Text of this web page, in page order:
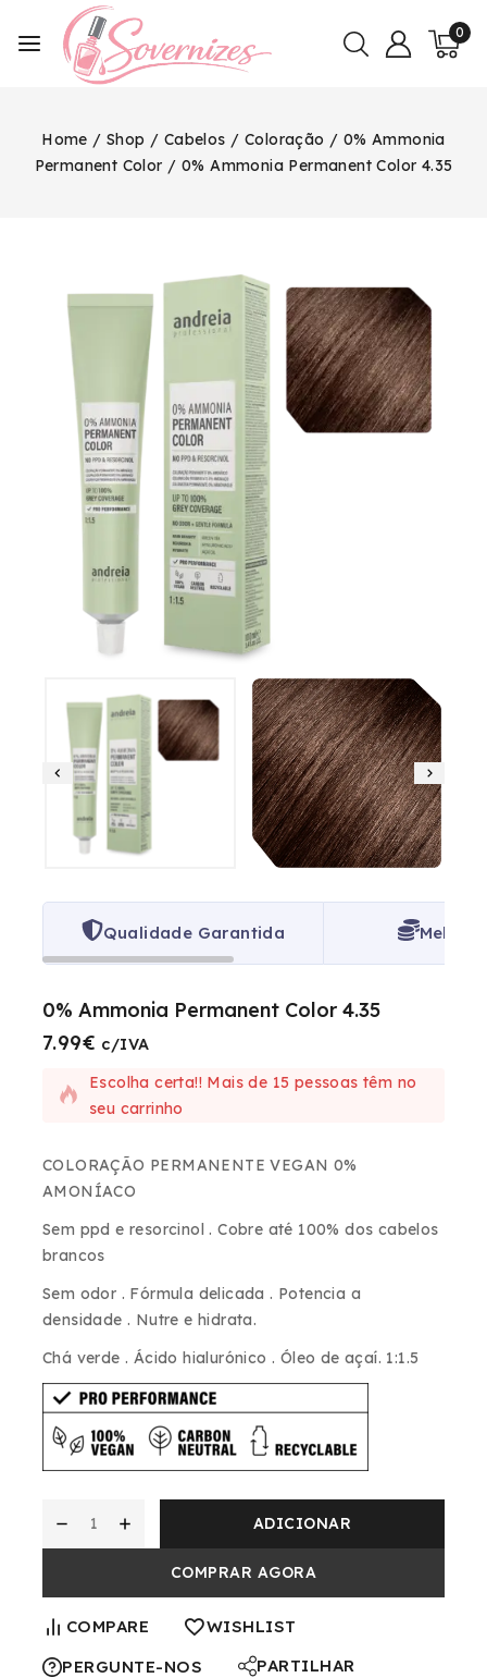
0
Home / Shop / Cabelos / Coloração / 0% Ammonia
Permanent Color / 0% Ammonia Permanent Color 4.35
Qualidade Garantida Melhor
0% Ammonia Permanent Color 4.35
7.99€ c/IVA
7 produtos vendidos nas últimas 3 horas
Escolha certa!! Mais de 15 pessoas têm no
seu carrinho
COLORAÇÃO PERMANENTE VEGAN 0%
AMONÍACO
Sem ppd e resorcinol . Cobre até 100% dos cabelos
brancos
Sem odor . Fórmula delicada . Potencia a
densidade . Nutre e hidrata.
Chá verde . Ácido hialurónico . Óleo de açaí. 1:1.5
ADICIONAR
COMPRAR AGORA
COMPARE
WISHLIST
PERGUNTE-NOS
PARTILHAR